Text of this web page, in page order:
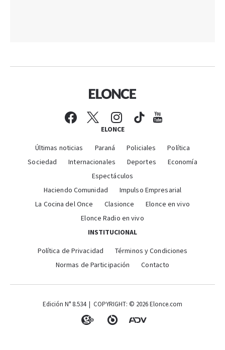
ELONCE
Últimas noticias Paraná Policiales
Política
Sociedad
Internacionales Deportes
Economía
Espectáculos
Haciendo Comunidad
Impulso Empresarial
La Cocina del Once
Clasionce
Elonce en vivo
Elonce Radio en vivo
INSTITUCIONAL
Política de Privacidad
Términos y Condiciones
Normas de Participación
Contacto
Edición N° 8.534 | COPYRIGHT: © 2026 Elonce.com